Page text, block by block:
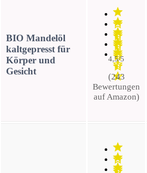
BIO Mandelöl
kaltgepresst für
Körper und
Gesicht
4,5/5
(243
Bewertungen
auf Amazon)